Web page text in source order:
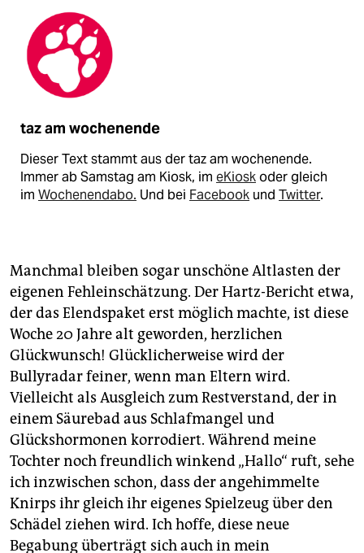
taz am wochenende
Dieser Text stammt aus der taz am wochenende.
Immer ab Samstag am Kiosk, im eKioskoder gleich
im Wochenendabo. Und bei Facebook und Twitter.
Manchmal bleiben sogar unschöne Altlasten der
eigenen Fehleinschätzung. Der Hartz-Bericht etwa,
der das Elendspaket erst möglich machte, ist diese
Woche 20 Jahre alt geworden, herzlichen
Glückwunsch! Glücklicherweise wird der
Bullyradar feiner, wenn man Eltern wird.
Vielleicht als Ausgleich zum Restverstand, der in
einem Säurebad aus Schlafmangel und
Glückshormonen korrodiert. Während meine
Tochter noch freundlich winkend „Hallo“ ruft, sehe
ich inzwischen schon, dass der angehimmelte
Knirps ihr gleich ihr eigenes Spielzeug über den
Schädel ziehen wird. Ich hoffe, diese neue
Begabung überträgt sich auch in mein